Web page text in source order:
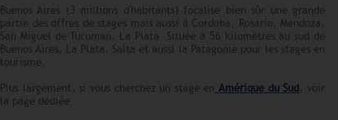
Buenos Aires (3 millions d'habitants) focalise bien sûr une grande
partie des offres de stages mais aussi à Cordoba, Rosario, Mendoza,
San Miguel de Tucuman, La Plata Située à 56 kilomètres au sud de
Buenos Aires, La Plata, Salta et aussi la Patagonie pour les stages en
tourisme.
Plus largement, si vous cherchez un stage en Amérique du Sud, voir
la page dédiée.